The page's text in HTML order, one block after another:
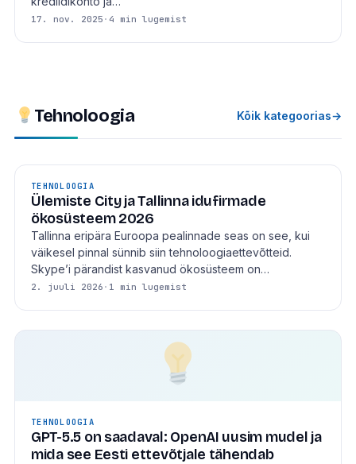
17. nov. 2025 · 4 min lugemist
Tehnoloogia Kõik kategoorias→
TEHNOLOOGIA
Ülemiste City ja Tallinna idufirmade
ökosüsteem 2026
Tallinna eripära Euroopa pealinnade seas on see, kui
väikesel pinnal sünnib siin tehnoloogiaettevõtteid.
Skype’i pärandist kasvanud ökosüsteem on…
2. juuli 2026 · 1 min lugemist
TEHNOLOOGIA
GPT-5.5 on saadaval: OpenAI uusim mudel ja
mida see Eesti ettevõtjale tähendab